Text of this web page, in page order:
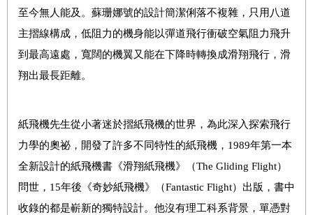
至今無人能及。蘇珊娜號的設計簡潔俐落不複雜，只用八道
主摺線構成，低阻力的機身能以彈道飛行衝破空氣阻力飛升
到最高遠處，寬闊的機翼又能在下降時轉換成滑翔飛行，滑
翔出最長距離。
紙飛機先生從小著迷於摺紙飛機的世界，為此深入探索飛行
力學的奧祕，開發了許多不同特性的紙飛機， 1989年第一本
全新設計的紙飛機書《滑翔紙飛機》（The Gliding Flight）
問世， 15年後《奇妙紙飛機》（Fantastic Flight）出版，書中
收錄的都是嶄新的獨特設計。他沒有理工科系背景，單憑對